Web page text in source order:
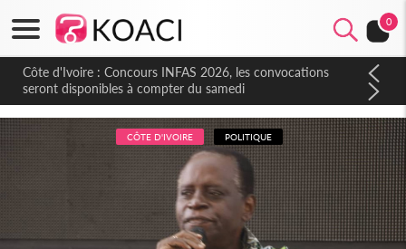
0
Côte d'Ivoire : Concours INFAS 2026, les convocations
seront disponibles à compter du samedi
CÔTE D'IVOIRE POLITIQUE